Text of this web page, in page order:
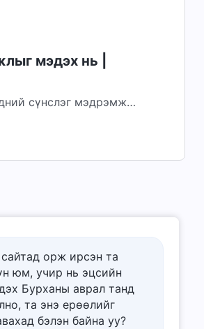
мэдэх нь |
сүнслэг мэдрэмж
орж ирсэн та
юм, учир нь эцсийн
Бурханы аврал танд
та энэ ерѳѳлийг
бэлэн байна уу?